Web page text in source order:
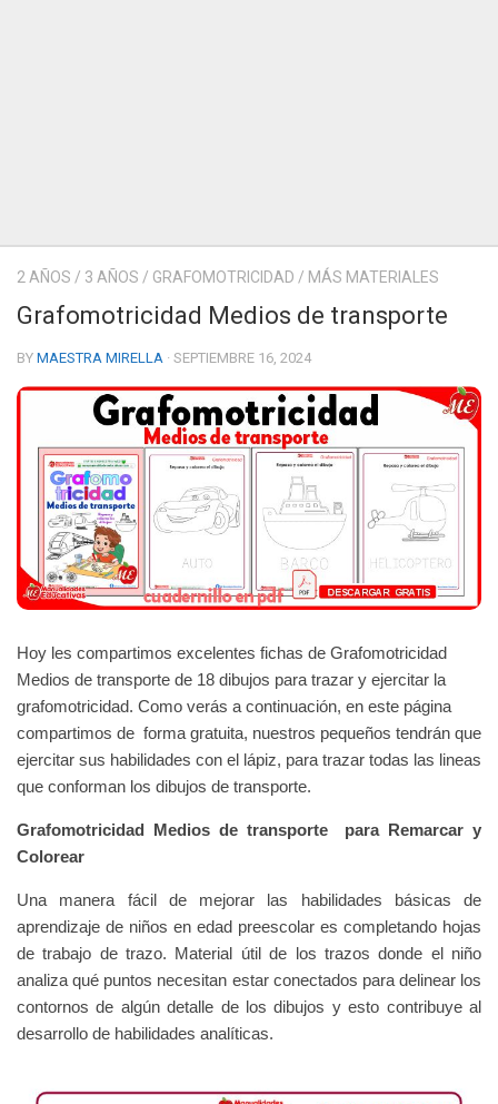
2 AÑOS / 3 AÑOS / GRAFOMOTRICIDAD / MÁS MATERIALES
Grafomotricidad Medios de transporte
BY MAESTRA MIRELLA · SEPTIEMBRE 16, 2024
Hoy les compartimos excelentes fichas de Grafomotricidad
Medios de transporte de 18 dibujos para trazar y ejercitar la
grafomotricidad. Como verás a continuación, en este página
compartimos de forma gratuita, nuestros pequeños tendrán que
ejercitar sus habilidades con el lápiz, para trazar todas las lineas
que conforman los dibujos de transporte.
Grafomotricidad Medios de transporte para Remarcar y
Colorear
Una manera fácil de mejorar las habilidades básicas de
aprendizaje de niños en edad preescolar es completando hojas
de trabajo de trazo. Material útilde los trazos donde el niño
analiza qué puntos necesitan estar conectados para delinear los
contornos de algún detalle de los dibujos y esto contribuye al
desarrollo de habilidades analíticas.